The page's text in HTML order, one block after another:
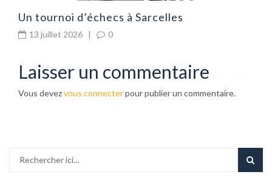
Un tournoi d’échecs à Sarcelles
13 juillet 2026 | 0
Laisser un commentaire
Vous devezvous connecterpour publier un commentaire.